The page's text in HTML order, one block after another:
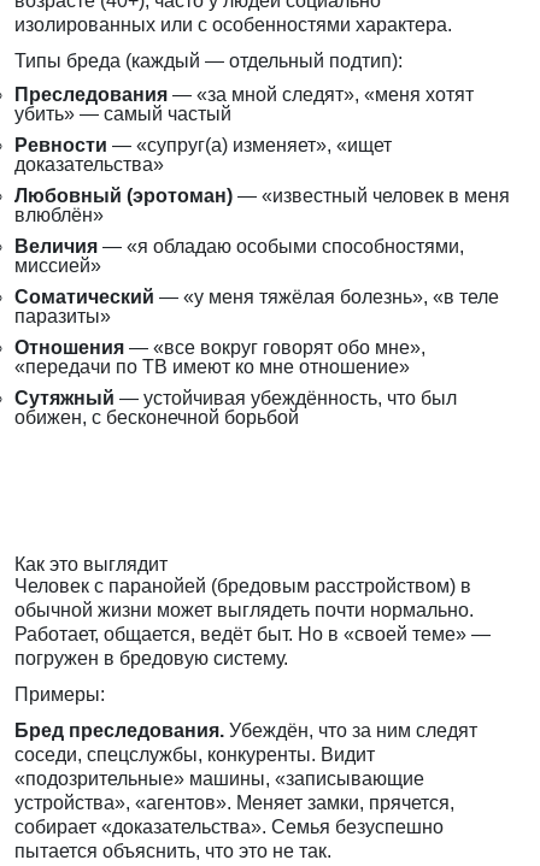
изолированных или с особенностями характера.
Типы бреда (каждый — отдельный подтип):
Преследования — «за мной следят», «меня хотят
убить» — самый частый
Ревности — «супруг(а) изменяет», «ищет
доказательства»
Любовный (эротоман) — «известный человек в меня
влюблён»
Величия — «я обладаю особыми способностями,
миссией»
Соматический — «у меня тяжёлая болезнь», «в теле
паразиты»
Отношения — «все вокруг говорят обо мне»,
«передачи по ТВ имеют ко мне отношение»
Сутяжный — устойчивая убеждённость, что был
обижен, с бесконечной борьбой
Как это выглядит
Человек с паранойей (бредовым расстройством) в
обычной жизни может выглядеть почти нормально.
Работает, общается, ведёт быт. Но в «своей теме» —
погружен в бредовую систему.
Примеры:
Бред преследования. Убеждён, что за ним следят
соседи, спецслужбы, конкуренты. Видит
«подозрительные» машины, «записывающие
устройства», «агентов». Меняет замки, прячется,
собирает «доказательства». Семья безуспешно
пытается объяснить, что это не так.